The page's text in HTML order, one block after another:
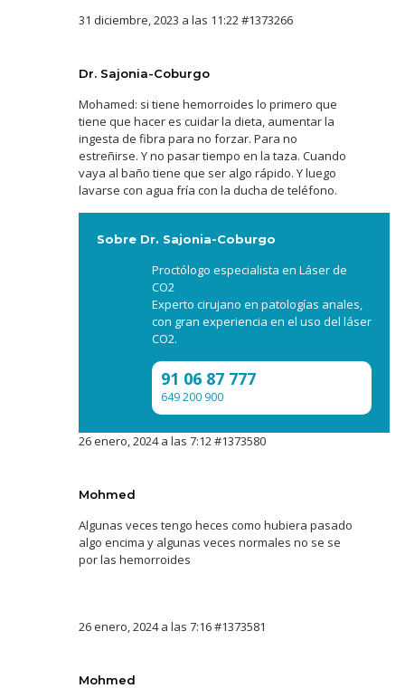
31 diciembre, 2023 a las 11:22#1373266
Dr. Sajonia-Coburgo
Mohamed: si tiene hemorroides lo primero que
tiene que hacer es cuidar la dieta, aumentar la
ingesta de fibra para no forzar. Para no
estreñirse. Y no pasar tiempo en la taza. Cuando
vaya al baño tiene que ser algo rápido. Y luego
lavarse con agua fría con la ducha de teléfono.
Sobre Dr. Sajonia-Coburgo
Proctólogo especialista en Láser de
CO2
Experto cirujano en patologías anales,
con gran experiencia en el uso del láser
CO2.
91 06 87 777
649 200 900
26 enero, 2024 a las 7:12#1373580
Mohmed
Algunas veces tengo heces como hubiera pasado
algo encima y algunas veces normales no se se
por las hemorroides
26 enero, 2024 a las 7:16#1373581
Mohmed